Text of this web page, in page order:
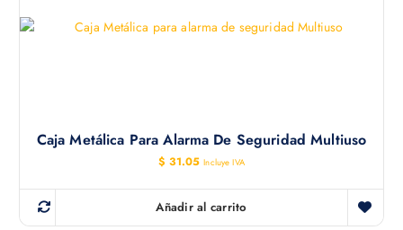
Caja Metálica Para Alarma De Seguridad Multiuso
$ 31.05 Incluye IVA
Añadir al carrito